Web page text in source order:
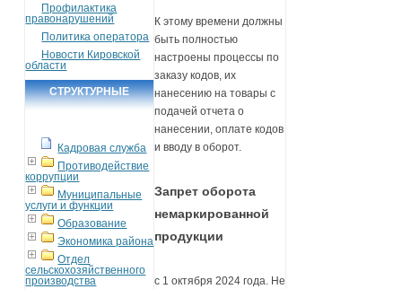
Профилактика
правонарушений
Политика оператора
Новости Кировской
области
СТРУКТУРНЫЕ
Кадровая служба
Противодействие
коррупции
Муниципальные
услуги и функции
Образование
Экономика района
Отдел
сельскохозяйственного
производства
К этому времени должны
быть полностью
настроены процессы по
заказу кодов, их
нанесению на товары с
подачей отчета о
нанесении, оплате кодов
и вводу в оборот.
Запрет оборота
немаркированной
продукции
с 1 октября 2024 года. Не